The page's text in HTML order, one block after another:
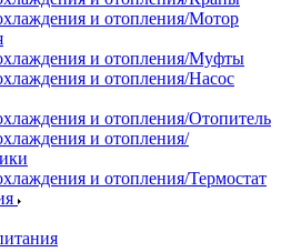
и отопления/Мотор
и отопления/Муфты
и отопления/Насос
и отопления/Отопитель
и отопления/
и отопления/Термостат